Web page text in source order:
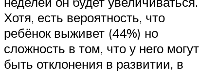
Хотя, есть вероятность, что
ребёнок выживет (44%) но
сложность в том, что у него могут
быть отклонения в развитии, в